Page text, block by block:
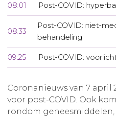
08:01 Post-COVID:
08:33
Post-COVID: niet-
behandeling
09:25 Post-COVID:
Coronanieuws van 7 april
voor post-COVID. Ook
rondom geneesmiddelen,